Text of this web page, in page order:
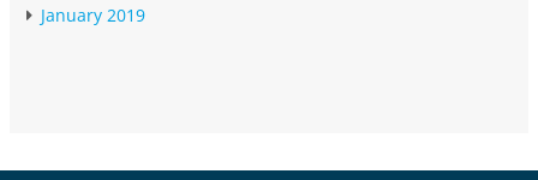
January 2019